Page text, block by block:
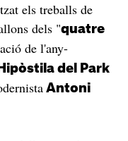
els treballs de
dels "quatre
de l'any-
del Park
Antoni